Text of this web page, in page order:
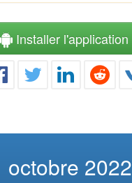
Installer l'application
octobre 2022